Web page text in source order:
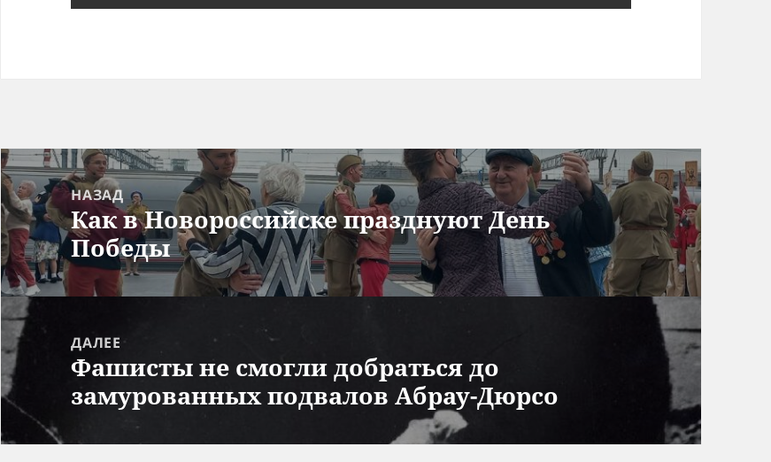
Навигация
по
записям
НАЗАД
Предыдущая
запись:
Как в Новороссийске празднуют День
Победы
ДАЛЕЕ
Следующая
запись:
Фашисты не смогли добраться до
замурованных подвалов Абрау-Дюрсо